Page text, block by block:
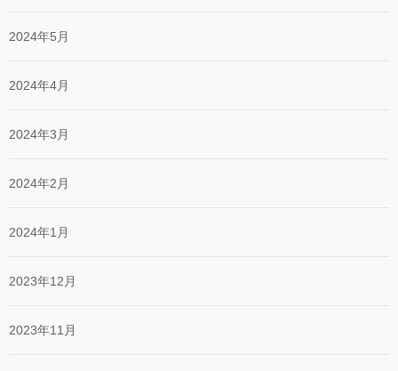
2024年5月
2024年4月
2024年3月
2024年2月
2024年1月
2023年12月
2023年11月